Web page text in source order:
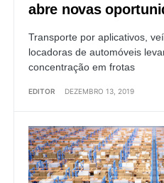
abre novas
Transporte por aplicativos,
locadoras de automóveis
concentração em frotas
EDITOR DEZEMBRO 13, 2019